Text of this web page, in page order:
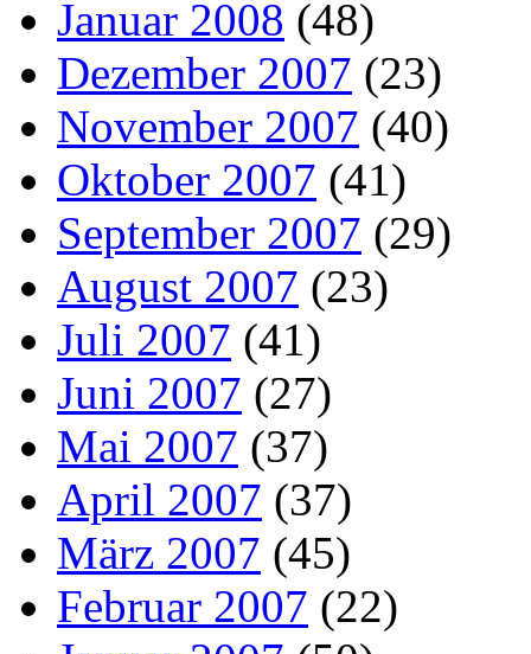
Januar 2008 (48)
Dezember 2007 (23)
November 2007 (40)
Oktober 2007 (41)
September 2007 (29)
August 2007 (23)
Juli 2007 (41)
Juni 2007 (27)
Mai 2007 (37)
April 2007 (37)
März 2007 (45)
Februar 2007 (22)